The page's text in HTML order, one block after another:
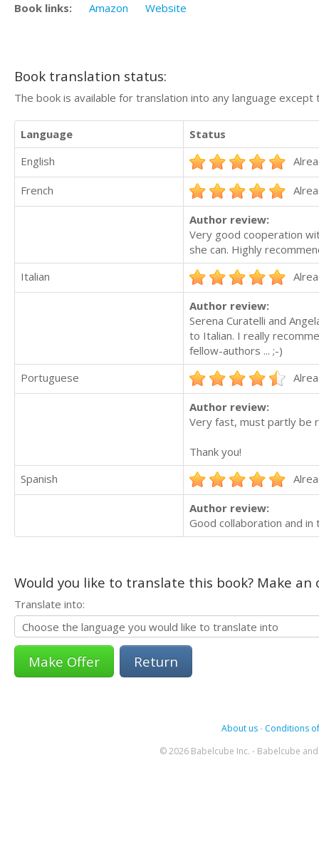
Book links: Amazon Website
Book translation status:
The book is available for translation into any language
Language
Status
English
French
Author review:
Very good cooperation
she can. Highly
Italian
Author review:
Serena Curatelli and
to Italian. I really
fellow-authors ... ;-)
Portuguese
Author review:
Very fast, must partly be
Thank you!
Spanish
Author review:
Good collaboration and in
Would you like to translate this book? Make
Translate into:
Return
About us- Conditions
© 2026 Babelcube Inc. - Babelcube